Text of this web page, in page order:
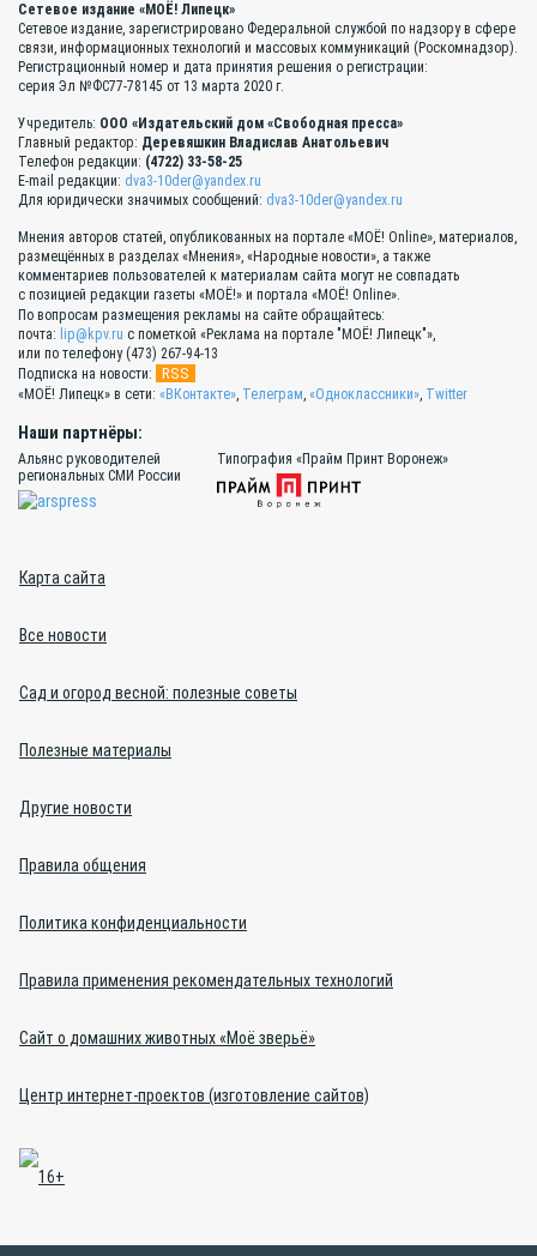
Сетевое издание «МОЁ! Липецк»
Сетевое издание, зарегистрировано Федеральной службой по надзору в сфере
связи, информационных технологий и массовых коммуникаций (Роскомнадзор).
Регистрационный номер и дата принятия решения о регистрации:
серия Эл №ФС77-78145 от 13 марта 2020 г.
Учредитель: ООО «Издательский дом «Свободная пресса»
Главный редактор: Деревяшкин Владислав Анатольевич
Телефон редакции: (4722) 33-58-25
E-mail редакции: dva3-10der@yandex.ru
Для юридически значимых сообщений: dva3-10der@yandex.ru
Мнения авторов статей, опубликованных на портале «МОЁ! Online», материалов,
размещённых в разделах «Мнения», «Народные новости», а также
комментариев пользователей к материалам сайта могут не совпадать
с позицией редакции газеты «МОЁ!» и портала «МОЁ! Online».
По вопросам размещения рекламы на сайте обращайтесь:
почта: lip@kpv.ru с пометкой «Реклама на портале "МОЁ! Липецк"»,
или по телефону (473) 267-94-13
Подписка на новости:
RSS
«МОЁ! Липецк» в сети: «ВКонтакте», Телеграм, «Одноклассники», Twitter
Наши партнёры:
Альянс руководителей
региональных СМИ России
Типография «Прайм Принт Воронеж»
Карта сайта
Все новости
Сад и огород весной: полезные советы
Полезные материалы
Другие новости
Правила общения
Политика конфиденциальности
Правила применения рекомендательных технологий
Сайт о домашних животных «Моё зверьё»
Центр интернет-проектов (изготовление сайтов)